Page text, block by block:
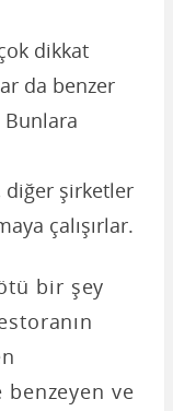
dikkat
da benzer
Bunlara
diğer şirketler
çalışırlar.
bir şey
benzeyen ve